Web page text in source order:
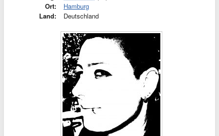
Ort:
Hamburg
Land:
Deutschland